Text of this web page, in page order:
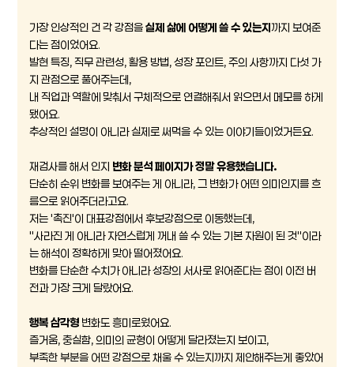
가장 인상적인 건 각 강점을실제 삶에 어떻게 쓸 수 있는지까지 보여준
다는 점이었어요.
발현 특징, 직무 관련성, 활용 방법, 성장 포인트, 주의 사항까지 다섯 가
지 관점으로 풀어주는데,
내 직업과 역할에 맞춰서 구체적으로 연결해줘서 읽으면서 메모를 하게
됐어요.
추상적인 설명이 아니라 실제로 써먹을 수 있는 이야기들이었거든요.
재검사를 해서 인지 변화 분석 페이지가 정말 유용했습니다.
단순히 순위 변화를 보여주는 게 아니라, 그 변화가 어떤 의미인지를 흐
름으로 읽어주더라고요.
저는 '촉진'이 대표강점에서 후보강점으로 이동했는데,
"사라진 게 아니라 자연스럽게 꺼내 쓸 수 있는 기본 자원이 된 것"이라
는 해석이 정확하게 맞아 떨어졌어요.
변화를 단순한 수치가 아니라 성장의 서사로 읽어준다는 점이 이전 버
전과 가장 크게 달랐어요.
행복 삼각형 변화도 흥미로웠어요.
즐거움, 충실함, 의미의 균형이 어떻게 달라졌는지 보이고,
부족한 부분을 어떤 강점으로 채울 수 있는지까지 제안해주는게 좋았어